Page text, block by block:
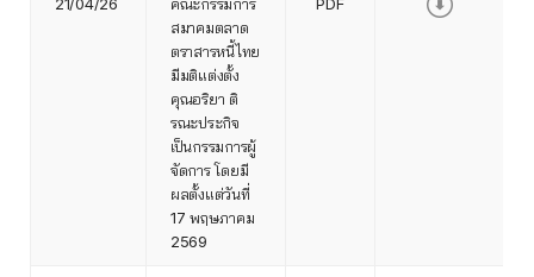
สมาคมตลาด
ตราสารหนี้ไทย
มีมติแต่งตั้ง
คุณอริยา ติ
รณะประกิจ
เป็นกรรมการผู้
จัดการ โดยมี
ผลตั้งแต่วันที่
17 พฤษภาคม
2569